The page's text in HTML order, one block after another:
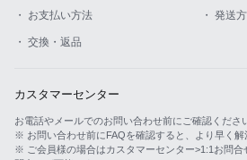
・ お支払い方法 ・ 発送
・ 交換・返品
カスタマーセンター
お電話やメールでのお問い合わせ前にご確認くださ
※ お問い合わせ前にFAQを確認すると、より早く解
※ ご会員様の場合はカスタマーセンター>1:1お問合